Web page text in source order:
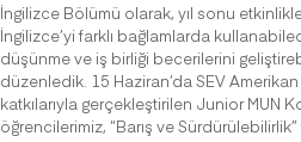
İngilizce Bölümü olarak, yıl sonu
İngilizce’yi farklı bağlamlarda
düşünme ve iş birliği becerilerini
düzenledik. 15 Haziran’da SEV
katkılarıyla gerçekleştirilen Junior MUN
öğrencilerimiz, “Barış ve